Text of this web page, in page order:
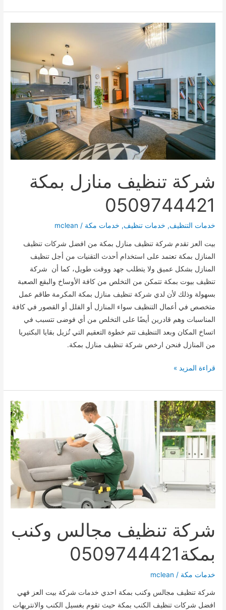
سجاد
شركة تنظيف منازل بمكة
0509744421
خدمات التنظيف, خدمات تنظيف, خدمات مكة /
mclean
بيت العز تقدم شركة تنظيف منازل بمكة من افضل شركات تنظيف
المنازل بمكة تعتمد على استخدام أحدث التقنيات من أجل تنظيف
المنازل بشكل عميق ولا يتطلب جهد ووقت طويل، كما أن شركة
تنظيف بيوت بمكة تتمكن من التخلص من كافة الأوساخ والبقع الصعبة
بسهولة وذلك لأن لدي شركة تنظيف منازل بمكة المكرمة طاقم عمل
متخصص في أعمال التنظيف سواء المنازل أو الفلل أو القصور في كافة
المناسبات وهم قادرين أيضًا على التخلص من أي فوضى تتسبب في
اتساخ المكان وبعد التنظيف تتم خطوة التعقيم التي تُزيل بقايا البكتيريا
من المنازل فنحن ارخص شركة تنظيف منازل بمكة.
شركة
منازل
بمكة
0509744421
قراءة المزيد »
شركة تنظيف مجالس وكنب
بمكة0509744421
خدمات مكة /
mclean
شركة تنظيف مجالس وكنب بمكة احدي خدمات شركة بيت العز فهي
افضل شركات تنظيف الكنب بمكة حيث تقوم بغسيل الكنب والانتريهات